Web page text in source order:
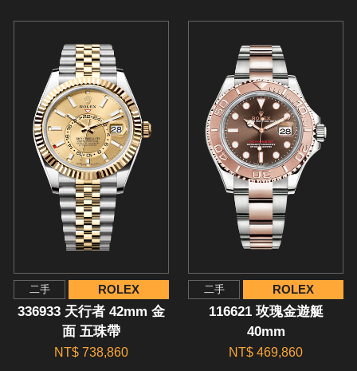
二手 ROLEX
336933 天行者 42mm 金
面 五珠帶
NT$ 738,860
二手 ROLEX
116621 玫瑰金遊艇
40mm
NT$ 469,860